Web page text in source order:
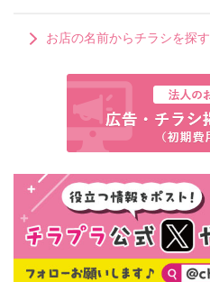
お店の名前からチラシを探す